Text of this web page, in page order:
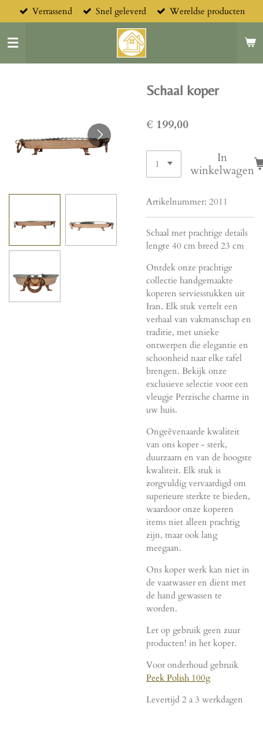
direct
naar
de
hoofdinhoud
Verrassend Snel geleverd Wereldse producten
Schaal koper
€ 199,00
In
winkelwagen
Artikelnummer: 2011
Schaal met prachtige details
lengte 40 cm breed 23 cm
Ontdek onze prachtige
collectie handgemaakte
koperen serviesstukken uit
Iran. Elk stuk vertelt een
verhaal van vakmanschap en
traditie, met unieke
ontwerpen die elegantie en
schoonheid naar elke tafel
brengen. Bekijk onze
exclusieve selectie voor een
vleugje Perzische charme in
uw huis.
Ongeëvenaarde kwaliteit
van ons koper - sterk,
duurzaam en van de hoogste
kwaliteit. Elk stuk is
zorgvuldig vervaardigd om
superieure sterkte te bieden,
waardoor onze koperen
items niet alleen prachtig
zijn, maar ook lang
meegaan.
Ons koper werk kan niet in
de vaatwasser en dient met
de hand gewassen te
worden.
Let op gebruik geen zuur
producten! in het koper.
Voor onderhoud gebruik
Peek Polish 100g
Levertijd 2 a 3 werkdagen